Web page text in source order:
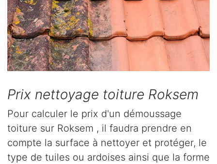
Prix nettoyage toiture Roksem
Pour calculer le prix d'un démoussage
toiture sur Roksem , il faudra prendre en
compte la surface à nettoyer et protéger, le
type de tuiles ou ardoises ainsi que la forme